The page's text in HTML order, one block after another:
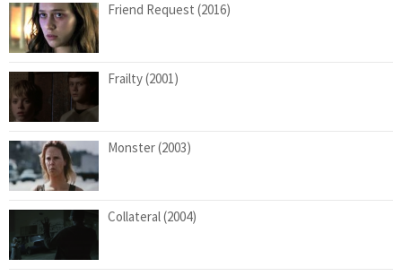
Friend Request (2016)
Frailty (2001)
Monster (2003)
Collateral (2004)